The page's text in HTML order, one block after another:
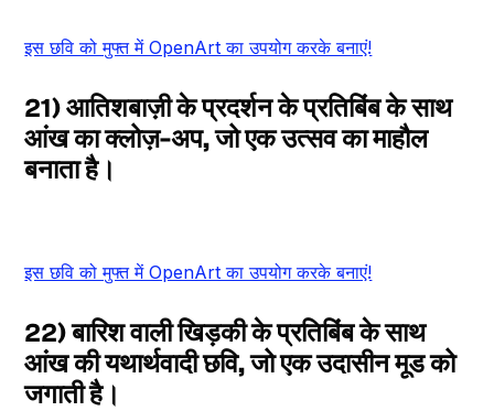
इस छवि को मुफ्त में OpenArt का उपयोग करके बनाएं!
21) आतिशबाज़ी के प्रदर्शन के प्रतिबिंब के साथ
आंख का क्लोज़-अप, जो एक उत्सव का माहौल
बनाता है।
इस छवि को मुफ्त में OpenArt का उपयोग करके बनाएं!
22) बारिश वाली खिड़की के प्रतिबिंब के साथ
आंख की यथार्थवादी छवि, जो एक उदासीन मूड को
जगाती है।